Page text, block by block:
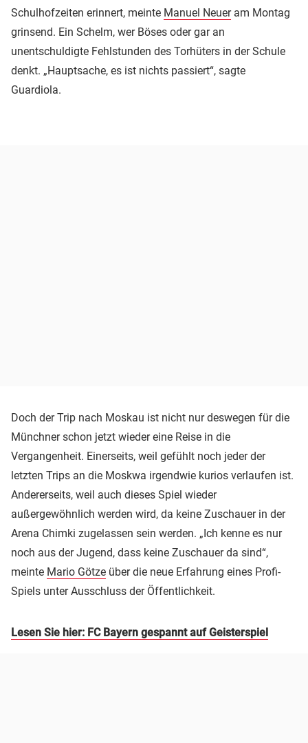
Schulhofzeiten erinnert, meinte Manuel Neueram Montag
grinsend. Ein Schelm, wer Böses oder gar an
unentschuldigte Fehlstunden des Torhüters in der Schule
denkt. „Hauptsache, es ist nichts passiert“, sagte
Guardiola.
Doch der Trip nach Moskau ist nicht nur deswegen für die
Münchner schon jetzt wieder eine Reise in die
Vergangenheit. Einerseits, weil gefühlt noch jeder der
letzten Trips an die Moskwa irgendwie kurios verlaufen ist.
Andererseits, weil auch dieses Spiel wieder
außergewöhnlich werden wird, da keine Zuschauer in der
Arena Chimki zugelassen sein werden. „Ich kenne es nur
noch aus der Jugend, dass keine Zuschauer da sind“,
meinte Mario Götze über die neue Erfahrung eines Profi-
Spiels unter Ausschluss der Öffentlichkeit.
Lesen Sie hier: FC Bayern gespannt auf Geisterspiel